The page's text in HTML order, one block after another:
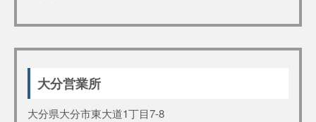
大分営業所
大分県大分市東大道1丁目7-8